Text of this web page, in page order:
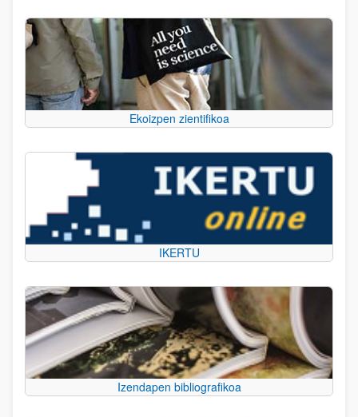
Ekoizpen zientifikoa
IKERTU
Izendapen bibliografikoa